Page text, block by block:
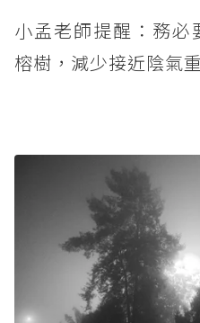
小孟老師提醒：務必
榕樹，減少接近陰氣